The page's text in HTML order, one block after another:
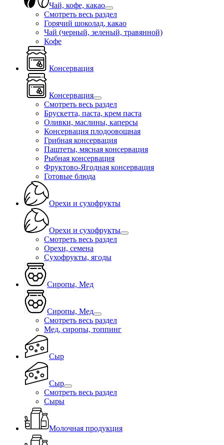
Чай, кофе, какао
Смотреть весь раздел
Горячий шоколад, какао
Чай (черный, зеленый, травянной)
Кофе
Консервация
Консервация
Смотреть весь раздел
Брускетта, паста, крем паста
Оливки, маслины, каперсы
Консервация плодоовощная
Грибная консервация
Паштеты, мясная консервация
Рыбная консервация
Фруктово-Ягодная консервация
Готовые блюда
Орехи и сухофрукты
Орехи и сухофрукты
Смотреть весь раздел
Орехи, семена
Сухофрукты, ягоды
Сиропы, Мед
Сиропы, Мед
Смотреть весь раздел
Мед, сиропы, топпинг
Сыр
Сыр
Смотреть весь раздел
Сыры
Молочная продукция